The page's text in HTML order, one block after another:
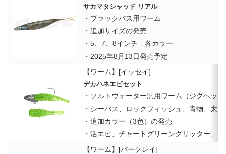
サカマタシャッド リアル
・ブラックバス用ワーム
・追加サイズの発売
・5、7、8インチ 各カラー
・2025年8月13日発売予定
【ワーム】[イッセイ]
デカハネエビセット
・ソルトウォーター汎用ワーム（ジグヘッ
・シーバス、ロックフィッシュ、青物、太
・追加カラー（3色）の発売
・活エビ、チャートグリーングリッター、
【ワーム】[バークレイ]